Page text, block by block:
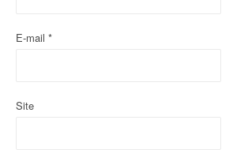
E-mail *
Site